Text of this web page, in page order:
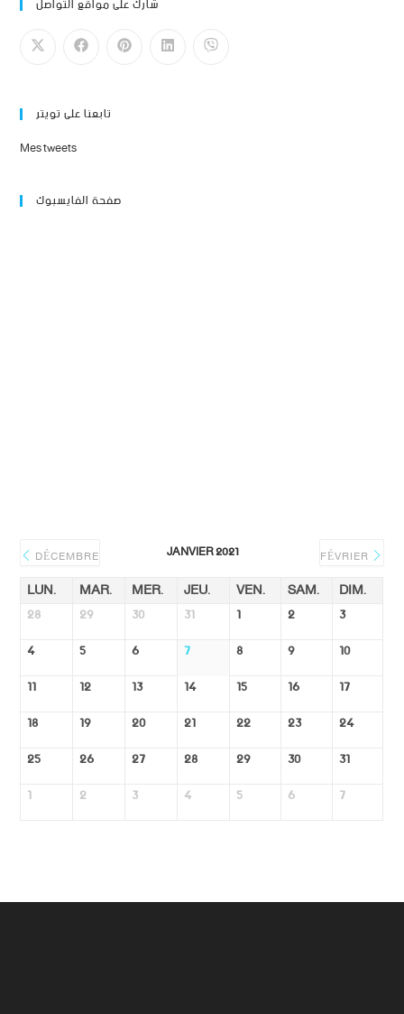
تابعنا على تويتر
Mes tweets
صفحة الفايسبوك
DÉCEMBRE JANVIER 2021 FÉVRIER
LUN. MAR. MER. JEU. VEN. SAM. DIM.
28 29 30 31 1 2
3
4
5 6 7 8 9
10
11
12 13 14 15 16
17
18
19 20 21 22 23
24
25
26 27 28 29 30
31
1
2 3 4 5 6 7